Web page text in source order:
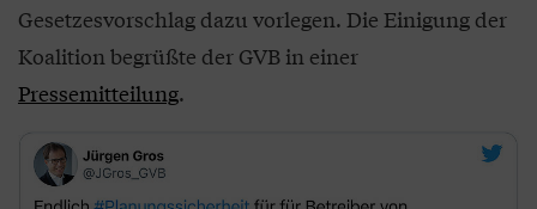
Gesetzesvorschlag dazu vorlegen. Die Einigung der
Koalition begrüßte der GVB in einer
Pressemitteilung.